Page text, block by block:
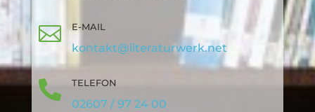
 E-MAIL
kontakt@literaturwerk.net
 TELEFON
02607 / 97 24 00